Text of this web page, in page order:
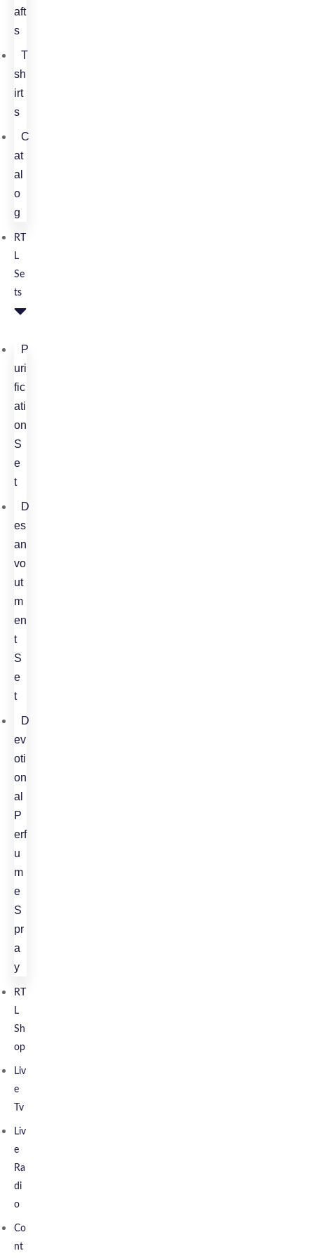
aft
s
T
sh
irt
s
C
at
al
o
g
RT
L
Se
Ts
P
uri
fic
ati
on
S
e
t
D
es
an
vo
ut
m
en
t
S
e
t
D
ev
oti
on
al
P
erf
u
m
e
S
pr
a
y
RT
L
Sh
Op
Liv
E
Tv
Liv
E
Ra
Di
O
Co
Nt